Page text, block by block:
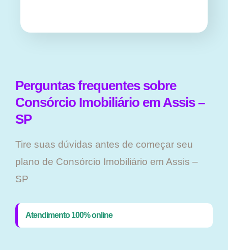
Perguntas frequentes sobre
Consórcio Imobiliário em Assis –
SP
Tire suas dúvidas antes de começar seu
plano ​de Consórcio Imobiliário em Assis –
SP
Atendimento 100% online